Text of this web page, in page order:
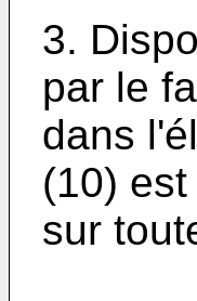
3.
par le
dans
(10)
sur